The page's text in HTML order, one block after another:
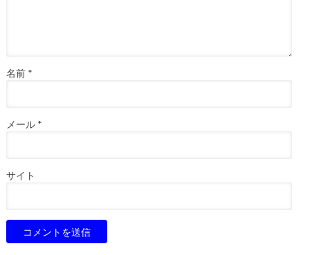
名前 *
メール *
サイト